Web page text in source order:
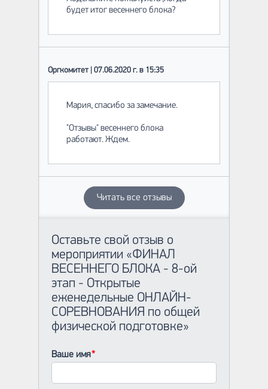
будет итог весеннего блока?
Оргкомитет | 07.06.2020 г. в 15:35
Мария, спасибо за замечание.
"Отзывы" весеннего блока
работают. Ждем.
Читать все отзывы
Оставьте свой отзыв о
мероприятии «ФИНАЛ
ВЕСЕННЕГО БЛОКА - 8-ой
этап - Открытые
еженедельные ОНЛАЙН-
СОРЕВНОВАНИЯ по общей
физической подготовке»
Ваше имя